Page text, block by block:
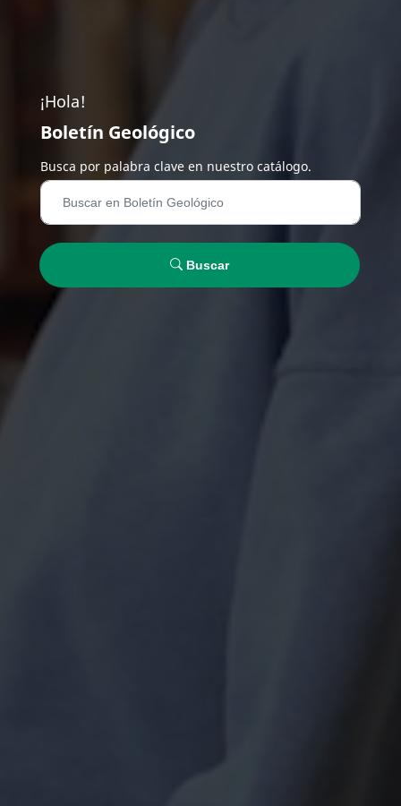
¡Hola!
Boletín Geológico
Busca por palabra clave en nuestro catálogo.
Buscar